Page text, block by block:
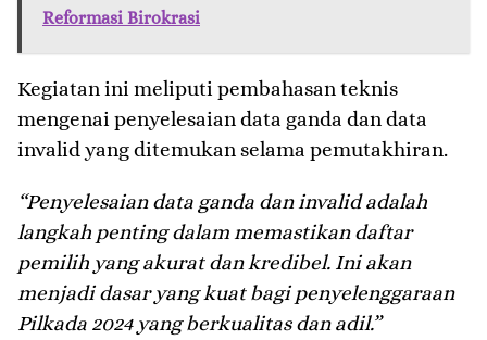
Reformasi Birokrasi
Kegiatan ini meliputi pembahasan teknis
mengenai penyelesaian data ganda dan data
invalid yang ditemukan selama pemutakhiran.
“Penyelesaian data ganda dan invalid adalah
langkah penting dalam memastikan daftar
pemilih yang akurat dan kredibel. Ini akan
menjadi dasar yang kuat bagi penyelenggaraan
Pilkada 2024 yang berkualitas dan adil.”